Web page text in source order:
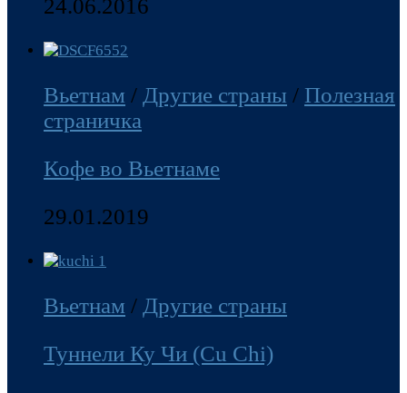
24.06.2016
Вьетнам / Другие страны / Полезная
страничка
Кофе во Вьетнаме
29.01.2019
Вьетнам / Другие страны
Туннели Ку Чи (Cu Chi)